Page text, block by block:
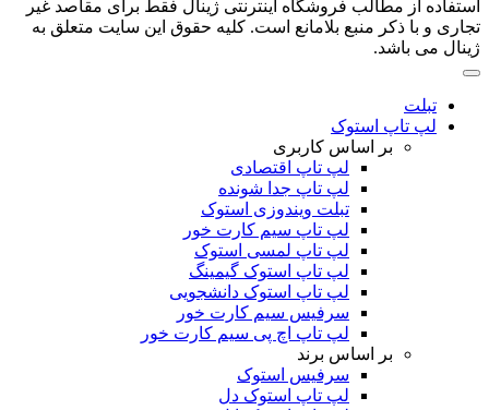
استفاده از مطالب فروشگاه اینترنتی ژینال فقط برای مقاصد غیر
تجاری و با ذکر منبع بلامانع است. کلیه حقوق این سایت متعلق به
ژینال می باشد.
تبلت
لپ تاپ استوک
بر اساس کاربری
لپ تاپ اقتصادی
لپ تاپ جدا شونده
تبلت ویندوزی استوک
لپ تاپ سیم کارت خور
لپ تاپ لمسی استوک
لپ تاپ استوک گیمینگ
لپ تاپ استوک دانشجویی
سرفیس سیم کارت خور
لپ تاپ اچ پی سیم کارت خور
بر اساس برند
سرفیس استوک
لپ تاپ استوک دل